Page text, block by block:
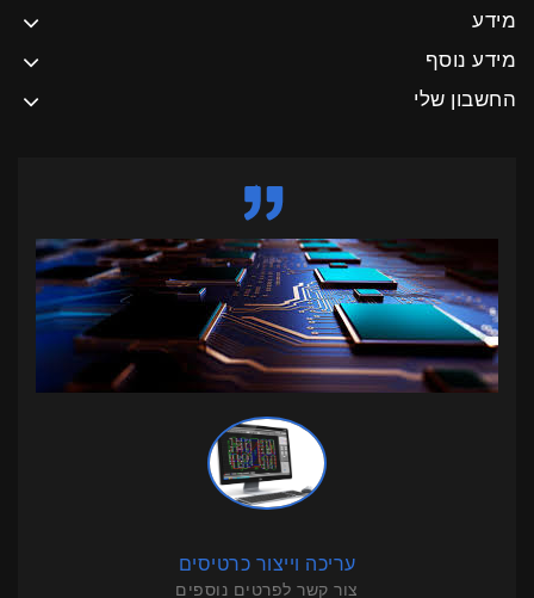
מידע
מידע נוסף
החשבון שלי
עריכה וייצור כרטיסים
צור קשר לפרטים נוספים